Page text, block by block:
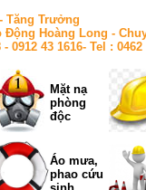
Tăng Trưởng
Động Hoàng Long -
- 0912 43 1616- Tel :
Mặt nạ
phòng
độc
Áo mưa,
phao cứu